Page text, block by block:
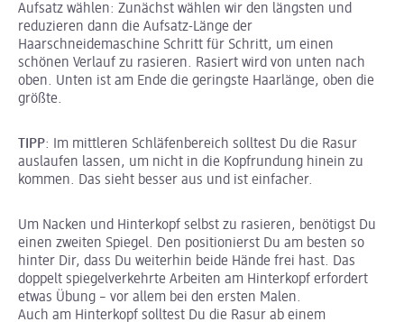
Aufsatz wählen: Zunächst wählen wir den längsten und
reduzieren dann die Aufsatz-Länge der
Haarschneidemaschine Schritt für Schritt, um einen
schönen Verlauf zu rasieren. Rasiert wird von unten nach
oben. Unten ist am Ende die geringste Haarlänge, oben die
größte.
TIPP: Im mittleren Schläfenbereich solltest Du die Rasur
auslaufen lassen, um nicht in die Kopfrundung hinein zu
kommen. Das sieht besser aus und ist einfacher.
Um Nacken und Hinterkopf selbst zu rasieren, benötigst Du
einen zweiten Spiegel. Den positionierst Du am besten so
hinter Dir, dass Du weiterhin beide Hände frei hast. Das
doppelt spiegelverkehrte Arbeiten am Hinterkopf erfordert
etwas Übung – vor allem bei den ersten Malen.
Auch am Hinterkopf solltest Du die Rasur ab einem